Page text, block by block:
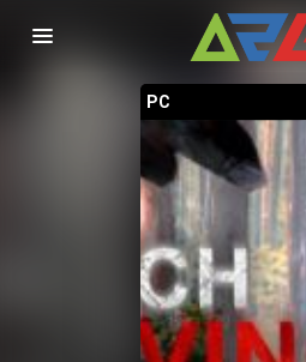
Nawigacja
PC